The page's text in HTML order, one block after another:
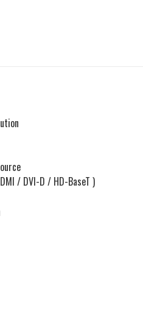
/ DVI-D / HD-BaseT )